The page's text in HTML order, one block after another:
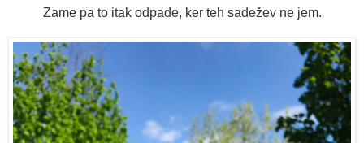
Zame pa to itak odpade, ker teh sadežev ne jem.